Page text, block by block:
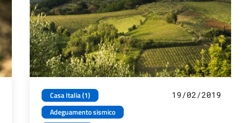
Casa Italia (1)
Adeguamento sismico
19/02/2019